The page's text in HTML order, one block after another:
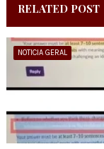
RELATED POST
NOTICIA GERAL